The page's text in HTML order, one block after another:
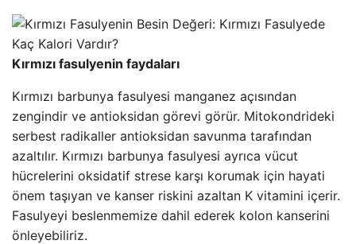
Kırmızı fasulyenin faydaları
Kırmızı barbunya fasulyesi manganez açısından
zengindir ve antioksidan görevi görür. Mitokondrideki
serbest radikaller antioksidan savunma tarafından
azaltılır. Kırmızı barbunya fasulyesi ayrıca vücut
hücrelerini oksidatif strese karşı korumak için hayati
önem taşıyan ve kanser riskini azaltan K vitamini içerir.
Fasulyeyi beslenmemize dahil ederek kolon kanserini
önleyebiliriz.